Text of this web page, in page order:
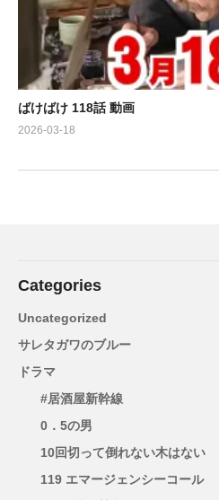
ばけばけ 118話 動画
2026-03-18
Categories
Uncategorized
サレタガワのブルー
ドラマ
#居酒屋新幹線
0．5の男
10回切って倒れない木はない
119 エマージェンシーコール